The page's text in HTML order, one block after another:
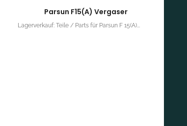
Parsun F15(A) Vergaser
Lagerverkauf: Teile / Parts für Parsun F 15(A)...